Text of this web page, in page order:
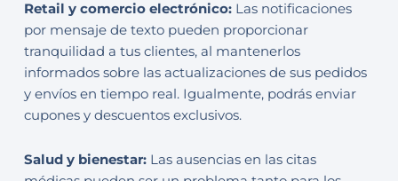
Retail y comercio electrónico: Las notificaciones
por mensaje de texto pueden proporcionar
tranquilidad a tus clientes, al mantenerlos
informados sobre las actualizaciones de sus pedidos
y envíos en tiempo real. Igualmente, podrás enviar
cupones y descuentos exclusivos.
Salud y bienestar: Las ausencias en las citas